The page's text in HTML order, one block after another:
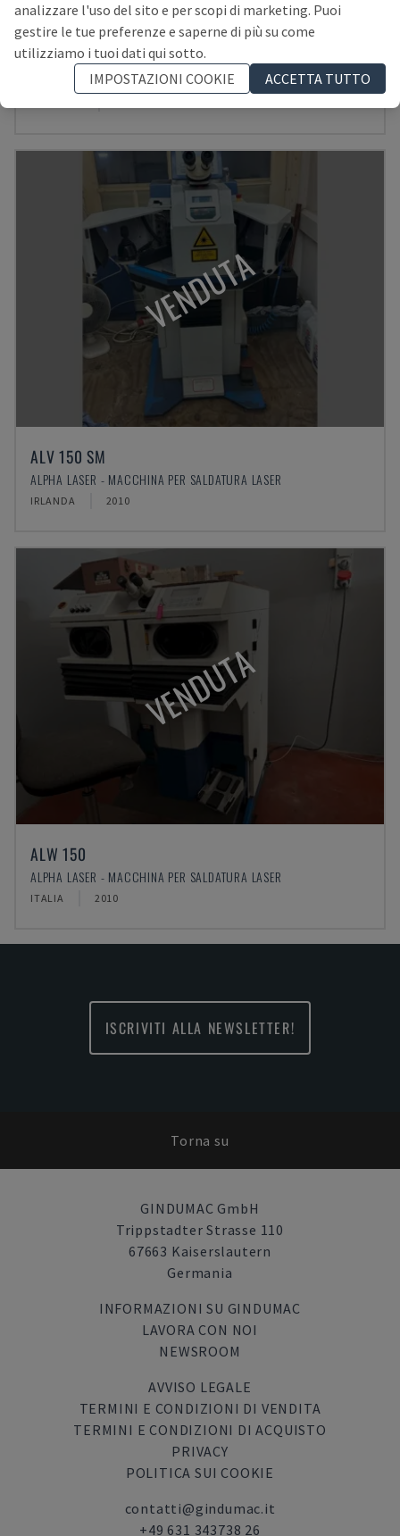
ALM 200
ALPHA LASER - MACCHINA PER SALDATURA LASER
VENDUTA
ALV 150 SM
ALPHA LASER - MACCHINA PER SALDATURA LASER
IRLANDA 2010
VENDUTA
ALW 150
ALPHA LASER - MACCHINA PER SALDATURA LASER
ITALIA 2010
ISCRIVITI ALLA NEWSLETTER!
Torna su
GINDUMAC GmbH
Trippstadter Strasse 110
67663 Kaiserslautern
Germania
INFORMAZIONI SU GINDUMAC
LAVORA CON NOI
NEWSROOM
AVVISO LEGALE
TERMINI E CONDIZIONI DI VENDITA
TERMINI E CONDIZIONI DI ACQUISTO
PRIVACY
POLITICA SUI COOKIE
contatti@gindumac.it
+49 631 343738 26
analizzare l'uso del sito e per scopi di marketing. Puoi
gestire le tue preferenze e saperne di più su come
utilizziamo i tuoi dati qui sotto.
IMPOSTAZIONI COOKIE
ACCETTA TUTTO